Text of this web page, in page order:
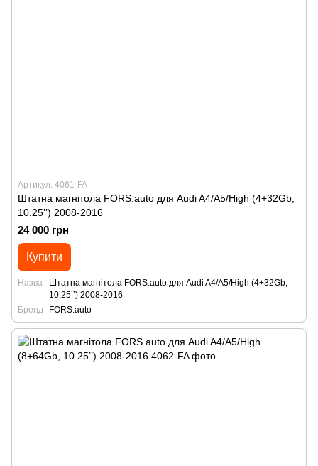
Артикул: 4061-FA
Штатна магнітола FORS.auto для Audi A4/A5/High (4+32Gb,
10.25’’) 2008-2016
24 000 грн
Купити
Назва
Штатна магнітола FORS.auto для Audi A4/A5/High (4+32Gb,
10.25’’) 2008-2016
Бренд
FORS.auto